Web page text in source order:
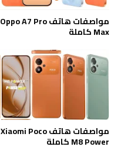
مواصفات هاتف Oppo A7 Pro
Max كاملة
مواصفات هاتف Xiaomi Poco
M8 Power كاملة